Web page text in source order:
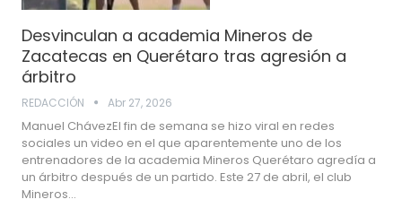
Desvinculan a academia Mineros de
Zacatecas en Querétaro tras agresión a
árbitro
REDACCIÓN Abr 27, 2026
Manuel ChávezEl fin de semana se hizo viral en redes
sociales un video en el que aparentemente uno de los
entrenadores de la academia Mineros Querétaro agredía a
un árbitro después de un partido. Este 27 de abril, el club
Mineros…